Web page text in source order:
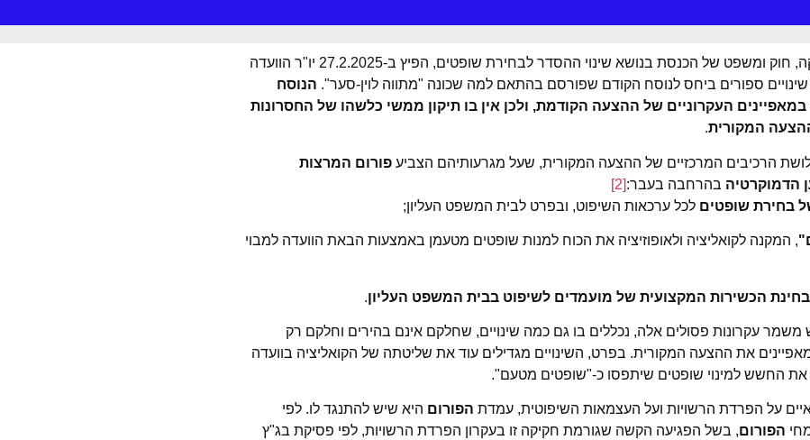
ערב דיון נוסף בוועדה החוקה, חוק ומשפט של הכנסת בנושא שינוי ההסדר לבחירת שופטים, הפיץ ב-27.2.2025 יו"ר הוועדה
שינויים ספורים ביחס לנוסח הקודם שפורסם בהתאם למה שכונה "מתווה לוין-סער". הנוסח
במאפיינים העקרוניים של ההצעה הקודמת, ולכן אין בו תיקון ממשי כלשהו של החסרונות
המקורית.
הרכיבים המרכזיים של ההצעה המקורית, שעל מגרעותיהם הצביע פורום המרצות
הדמוקרטיה בהרחבה בעבר:[2]
בחירת שופטים לכל ערכאות השיפוט, ובפרט לבית המשפט העליון;
, המקנה לקואליציה ולאופוזיציה את הכוח למנות שופטים מטעמן באמצעות הבאת הוועדה למבוי
לבחינת הכשירות המקצועית של מועמדים לשיפוט בבית המשפט העליון.
עקרונות פסולים אלה, נכללים בו גם כמה שינויים, שחלקם אינם בהירים וחלקם רק
את ההצעה המקורית. בפרט, השינויים מגדילים עוד את שליטתה של הקואליציה בוועדה
את החשש למינוי שופטים שיתפסו כ-"שופטים מטעם".
על הפרדת הרשויות ועל העצמאות השיפוטית, עמדת הפורום היא שיש להתנגד לו. לפי
הפורום, בשל הפגיעה הקשה שגורמת חקיקה זו בעקרון הפרדת הרשויות, לפי פסיקת בג"ץ